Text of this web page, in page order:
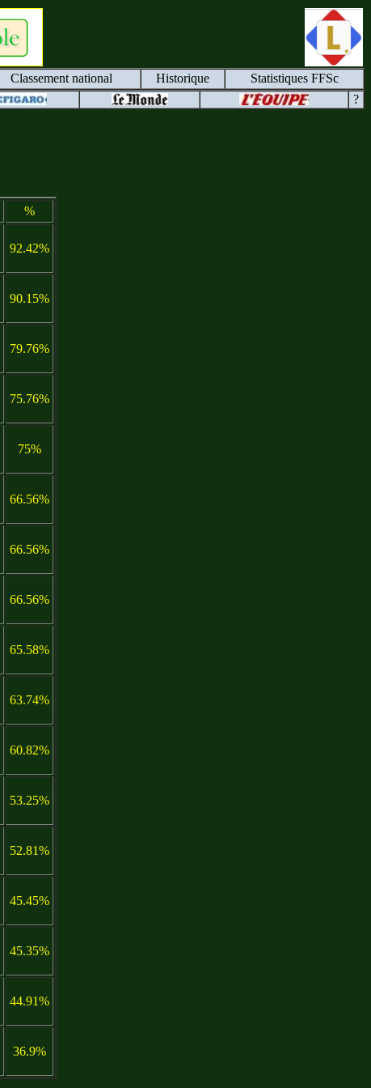
Classement national Historique
Statistiques FFSc
?
%
92.42%
90.15%
79.76%
75.76%
75%
66.56%
66.56%
66.56%
65.58%
63.74%
60.82%
53.25%
52.81%
45.45%
45.35%
44.91%
36.9%